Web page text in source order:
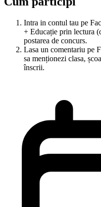
Intra in contul tau pe
+ Educație prin lectura
postarea de concurs.
Lasa un comentariu pe
sa menționezi clasa,
înscrii.